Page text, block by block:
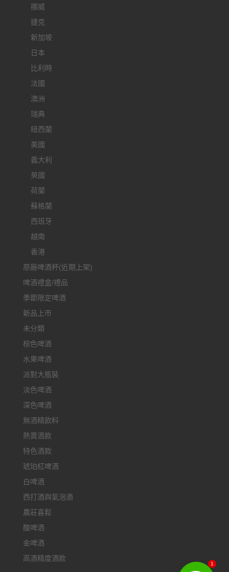
挪威
捷克
新加坡
日本
比利時
法國
澳洲
瑞典
紐西蘭
美國
義大利
英國
荷蘭
蘇格蘭
西班牙
越南
香港
原廠啤酒杯(近期上架)
啤酒禮盒/禮品
季節限定啤酒
新品上市
未分類
棕色啤酒
水果啤酒
派對大瓶裝
淡色啤酒
深色啤酒
無酒精飲料
熱賣酒款
特色酒款
琥珀紅啤酒
白啤酒
西打酒與氣泡酒
農莊喜鬆
酸啤酒
金啤酒
高酒精度酒款
1